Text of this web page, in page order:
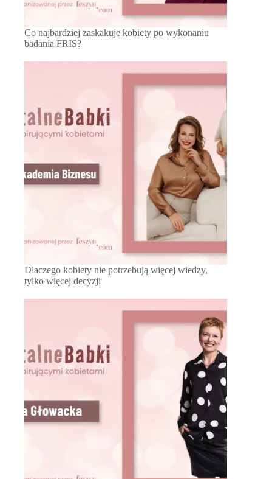
Co najbardziej zaskakuje kobiety po wykonaniu
badania FRIS?
Dlaczego kobiety nie potrzebują więcej wiedzy,
tylko więcej decyzji